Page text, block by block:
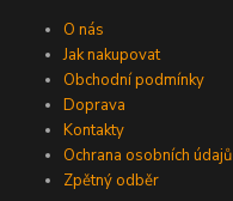
O nás
Jak nakupovat
Obchodní podmínky
Doprava
Kontakty
Ochrana osobních údajů
Zpětný odběr